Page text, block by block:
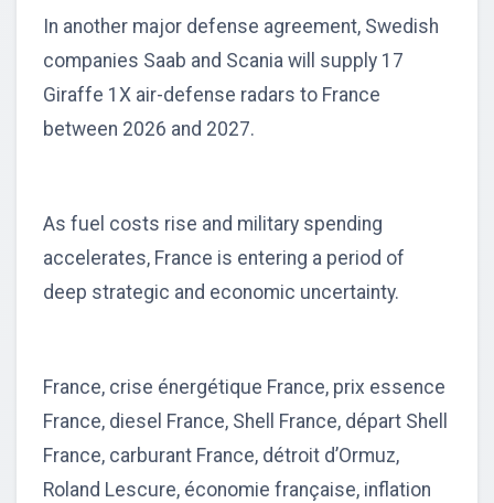
In another major defense agreement, Swedish
companies Saab and Scania will supply 17
Giraffe 1X air-defense radars to France
between 2026 and 2027.
As fuel costs rise and military spending
accelerates, France is entering a period of
deep strategic and economic uncertainty.
France, crise énergétique France, prix essence
France, diesel France, Shell France, départ Shell
France, carburant France, détroit d’Ormuz,
Roland Lescure, économie française, inflation